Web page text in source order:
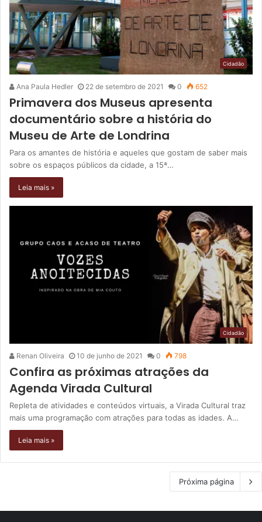
Cidadão
Ana Paula Hedler 22 de setembro de 2021 0 652
Primavera dos Museus apresenta
documentário sobre a história do
Museu de Arte de Londrina
Para os amantes de história e aqueles que gostam de saber mais
sobre os espaços públicos da cidade, a 15ª…
Leia mais »
Cidadão
Renan Oliveira 10 de junho de 2021 0 798
Confira as próximas atrações da
Agenda Virada Cultural
Repleta de atividades e conteúdos virtuais, a Virada Cultural traz
mais uma programação com atrações para todas as idades. A…
Leia mais »
Próxima página